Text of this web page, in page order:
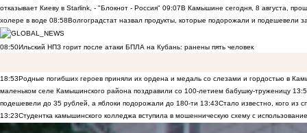
отказывает Киеву в Starlink, - "Блокнот - Россия" 09:07В Камышине сегодня, 8 августа,
холере в воде 08:58Волгоградстат назвал продукты, которые подорожали и подешевели
08:50Ильский НПЗ горит после атаки БПЛА на Кубань: ранены пять человек
18:53Родные погибших героев приняли их ордена и медаль со слезами и гордостью в
маленьком селе Камышинского района поздравили со 100-летием бабушку-труженицу
подешевели до 35 рублей, а яблоки подорожали до 180-ти 13:43Стало известно, кого из
13:23Студентка камышинского колледжа вступила в мошенническую схему с